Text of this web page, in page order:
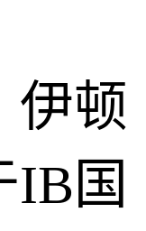
伊顿
IB国